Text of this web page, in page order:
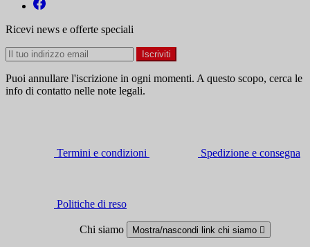
Ricevi news e offerte speciali
Puoi annullare l'iscrizione in ogni momenti. A questo scopo, cerca le
info di contatto nelle note legali.
Termini e condizioni Spedizione e consegna
Politiche di reso
Chi siamo Mostra/nascondi link chi siamo 